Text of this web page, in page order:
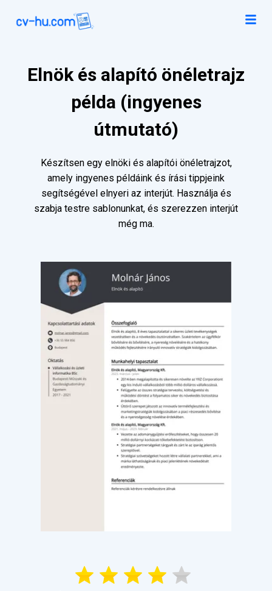
Elnök és alapító önéletrajz
példa (ingyenes
útmutató)
Készítsen egy elnöki és alapítói önéletrajzot,
amely ingyenes példáink és írási tippjeink
segítségével elnyeri az interjút. Használja és
szabja testre sablonunkat, és szerezzen interjút
még ma.